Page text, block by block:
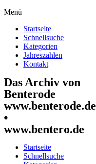
Menü
Startseite
Schnellsuche
Kategorien
Jahreszahlen
Kontakt
Das Archiv von
Benterode
www.benterode.de
•
www.bentero.de
Startseite
Schnellsuche